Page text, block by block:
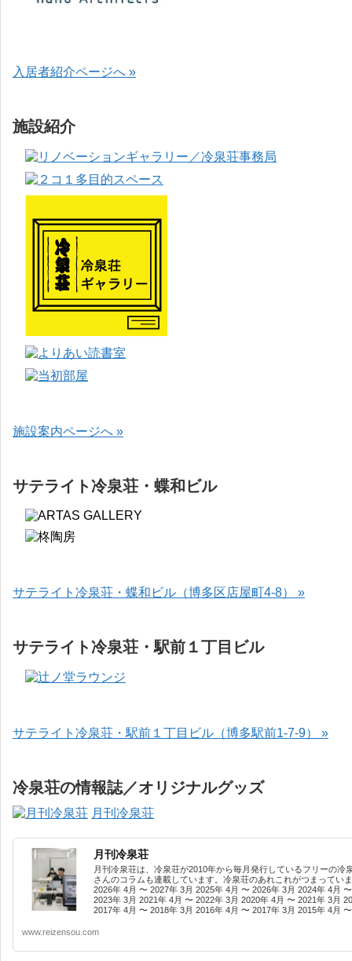
入居者紹介ページへ »
施設紹介
施設案内ページへ »
サテライト冷泉荘・蝶和ビル
サテライト冷泉荘・蝶和ビル（博多区店屋町4-8） »
サテライト冷泉荘・駅前１丁目ビル
サテライト冷泉荘・駅前１丁目ビル（博多駅前1-7-9） »
冷泉荘の情報誌／オリジナルグッズ
月刊冷泉荘
月刊冷泉荘
月刊冷泉荘は、冷泉荘が2010年から毎月発行しているフリーの
さんのコラムも連載しています。冷泉荘のあれこれがつまってい
2026年 4月 〜 2027年 3月 2025年 4月 〜 2026年 3月 2024年 4月
2023年 3月 2021年 4月 〜 2022年 3月 2020年 4月 〜 2021年 3月
2017年 4月 〜 2018年 3月 2016年 4月 〜 2017年 3月 2015年 4月
www.reizensou.com